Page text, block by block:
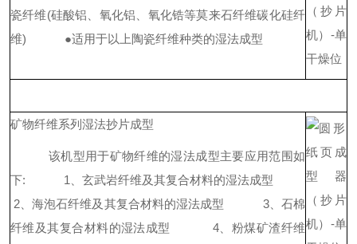
瓷纤维(硅酸铝、氧化铝、氧化锆等莫来石纤维碳化硅纤
维) ●适用于以上陶瓷纤维种类的湿法成型
矿物纤维系列湿法抄片成型
该机型用于矿物纤维的湿法成型主要应用范围如
下: 1、玄武岩纤维及其复合材料的湿法成型
2、海泡石纤维及其复合材料的湿法成型 3、石棉
纤维及其复合材料的湿法成型 4、粉煤矿渣纤维